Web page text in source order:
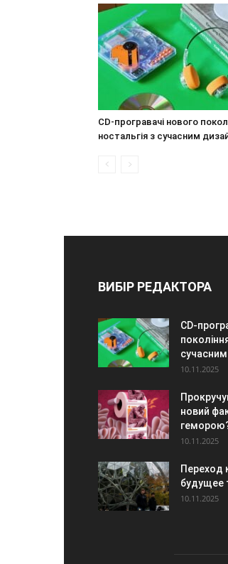
CD-програвачі нового
ностальгія з сучасним
ВИБІР РЕДАКТОРА
CD-
10.11.2025
новий
10.11.2025
Переход
будущее
10.11.2025